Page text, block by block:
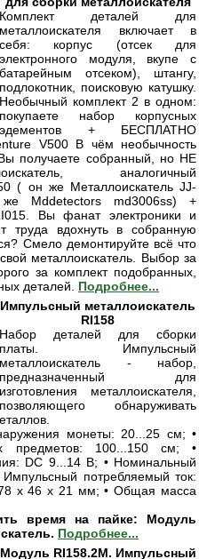
Комплект деталей для
металлоискателя включает в
себя: корпус (отсек для
электронного модуля, вкупе с
батарейным отсеком), штангу,
подлокотник, поисковую катушку.
Необычный комплект 2 в одном:
покупаете набор корпусных
эдементов + БЕСПЛАТНО
V500 В чём необычность
получаете собранный, но НЕ
аналогичный
( он же Металлоискатель JJ-
Mddetectors md3006ss) +
Вы фанат электроники и
труда вдохнуть в собранную
Смело демонтируйте всё что
металлоискатель. Выбор за
за комплект подобранных,
деталей. Подробнее...
Импульсный металлоискатель
RI158
Набор деталей для сборки
платы. Импульсный
металлоискатель - набор,
предназначенный для
изготовления металлоискателя,
позволяющего обнаруживать
монеты: 20...25 см; •
предметов: 100...150 см; •
DC 9...14 В; • Номинальный
потребляемый ток:
x 46 x 21 мм; • Общая масса
время на пайке: Модуль
Подробнее...
Модуль RI158.2M. Импульсный